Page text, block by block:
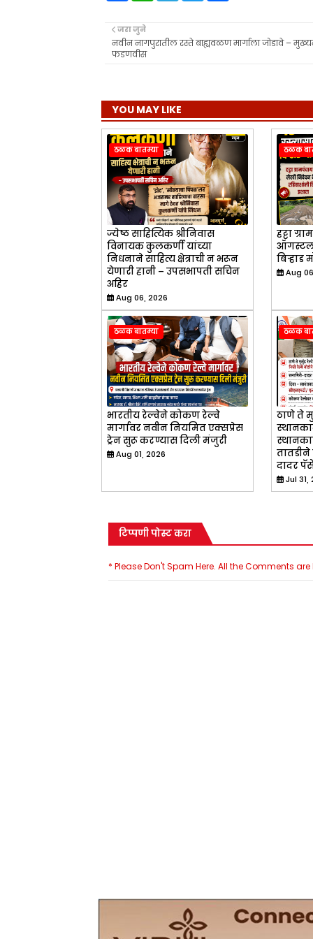
b
o
o
A
p
r
e
r
जरा जुने
नवीन नागपुरातील रस्ते बाह्यवळण मार्गाला जोडावे –
फडणवीस
YOU MAY LIKE
ठळक बातम्या
ज्येष्ठ साहित्यिक श्रीनिवास
विनायक कुलकर्णी यांच्या
निधनाने साहित्य क्षेत्राची न भरून
येणारी हानी – उपसभापती सचिन
अहिर
Aug 06, 2026
ठळक
हट्टा
बिऱ्हाड
Aug
ठळक बातम्या
भारतीय रेल्वेने कोकण रेल्वे
मार्गावर नवीन नियमित एक्सप्रेस
ट्रेन सुरू करण्यास दिली मंजुरी
Aug 01, 2026
ठळक
ठाणे ते
तातडीने
दादर
Jul 31,
टिप्पणी पोस्ट करा
* Please Don't Spam Here. All the Comments